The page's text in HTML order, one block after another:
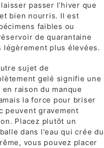
passer l’hiver que
bien nourris. Il est
faibles ou
de quarantaine
légèrement plus élevées.
sujet de
gelé signifie une
raison du manque
la force pour briser
peuvent gravement
Placez plutôt un
dans l'eau qui crée du
vous pouvez placer